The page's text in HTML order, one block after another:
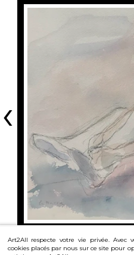
‹
Art2All respecte votre vie privée. Avec
cookies placés par nous sur ce site pour